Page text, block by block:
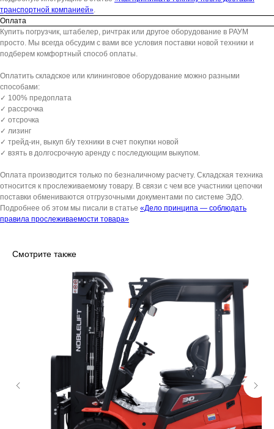
транспортной компанией».
Оплата
Купить погрузчик, штабелер, ричтрак или другое оборудование в РАУМ
просто. Мы всегда обсудим с вами все условия поставки новой техники и
подберем комфортный способ оплаты.
Оплатить складское или клининговое оборудование можно разными
способами:
✓ 100% предоплата
✓ рассрочка
✓ отсрочка
✓ лизинг
✓ трейд-ин, выкуп б/у техники в счет покупки новой
✓ взять в долгосрочную аренду с последующим выкупом.
Оплата производится только по безналичному расчету. Складская техника
относится к прослеживаемому товару. В связи с чем все участники цепочки
поставки обмениваются отгрузочными документами по системе ЭДО.
Подробнее об этом мы писали в статье «Дело принципа — соблюдать
правила прослеживаемости товара»
Смотрите также